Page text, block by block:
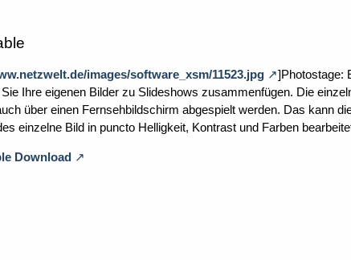
images/software_xsm/11523.jpg
]Photostage:
Ihre eigenen Bilder zu Slideshows zusammenfügen. Die
über einen Fernsehbildschirm abgespielt werden. Das kann
einzelne Bild in puncto Helligkeit, Kontrast und Farben
Download